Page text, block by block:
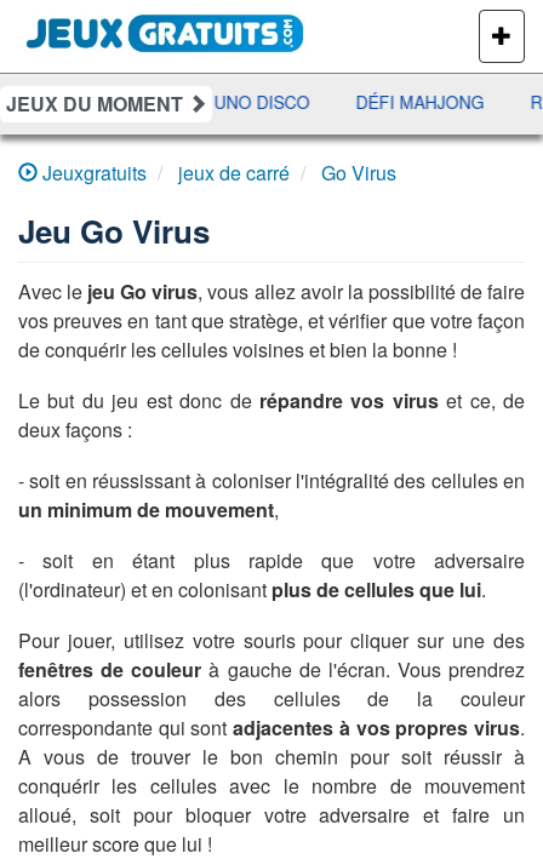
PLUS
DE
JEUX
JEUX DU MOMENT
YAHTZEE UNO DISCO DÉFI MAHJONG
Jeuxgratuits jeux de carré Go Virus
Jeu Go Virus
Avec le jeu Go virus, vous allez avoir la possibilité de faire
vos preuves en tant que stratège, et vérifier que votre façon
de conquérir les cellules voisines et bien la bonne !
Le but du jeu est donc derépandre vos viruset ce, de
deux façons :
- soit en réussissant à coloniser l'intégralité des cellules en
un minimum de mouvement,
- soit en étant plus rapide que votre adversaire
(l'ordinateur) et en colonisant plus de cellules que lui.
Pour jouer, utilisez votre souris pour cliquer sur une des
fenêtres de couleur à gauche de l'écran. Vous prendrez
alors possession des cellules de la couleur
correspondante qui sontadjacentes à vos propres virus.
A vous de trouver le bon chemin pour soit réussir à
conquérir les cellules avec le nombre de mouvement
alloué, soit pour bloquer votre adversaire et faire un
meilleur score que lui !